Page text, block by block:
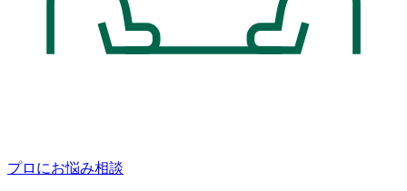
プロにお悩み相談